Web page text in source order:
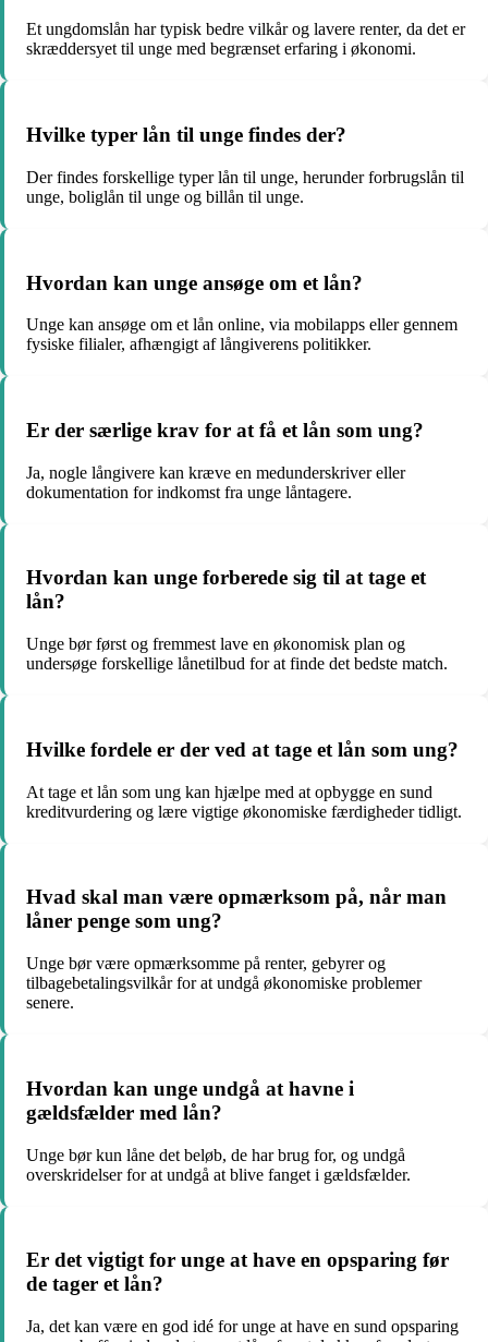
Et ungdomslån har typisk bedre vilkår og lavere renter, da det er
skræddersyet til unge med begrænset erfaring i økonomi.
Hvilke typer lån til unge findes der?
Der findes forskellige typer lån til unge, herunder forbrugslån til
unge, boliglån til unge og billån til unge.
Hvordan kan unge ansøge om et lån?
Unge kan ansøge om et lån online, via mobilapps eller gennem
fysiske filialer, afhængigt af långiverens politikker.
Er der særlige krav for at få et lån som ung?
Ja, nogle långivere kan kræve en medunderskriver eller
dokumentation for indkomst fra unge låntagere.
Hvordan kan unge forberede sig til at tage et
lån?
Unge bør først og fremmest lave en økonomisk plan og
undersøge forskellige lånetilbud for at finde det bedste match.
Hvilke fordele er der ved at tage et lån som ung?
At tage et lån som ung kan hjælpe med at opbygge en sund
kreditvurdering og lære vigtige økonomiske færdigheder tidligt.
Hvad skal man være opmærksom på, når man
låner penge som ung?
Unge bør være opmærksomme på renter, gebyrer og
tilbagebetalingsvilkår for at undgå økonomiske problemer
senere.
Hvordan kan unge undgå at havne i
gældsfælder med lån?
Unge bør kun låne det beløb, de har brug for, og undgå
overskridelser for at undgå at blive fanget i gældsfælder.
Er det vigtigt for unge at have en opsparing før
de tager et lån?
Ja, det kan være en god idé for unge at have en sund opsparing